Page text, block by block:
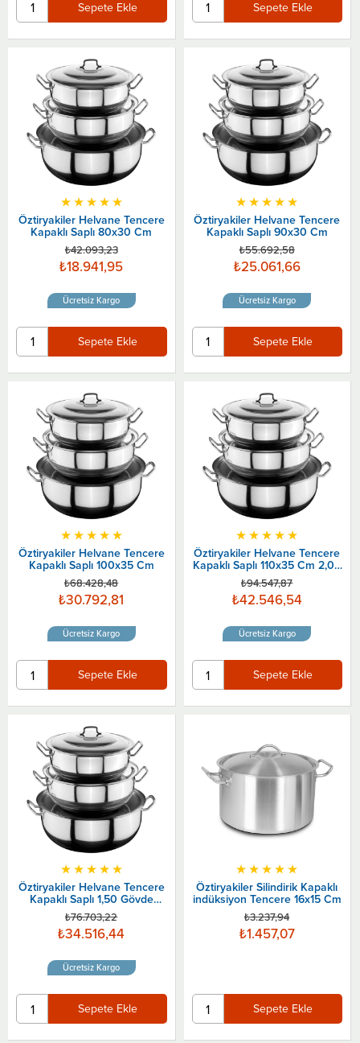
Sepete Ekle Sepete Ekle
Öztiryakiler Helvane Tencere
Kapaklı Saplı 80x30 Cm
★★★★★
₺18.941,95
₺42.093,23
Sepete Ekle
Ücretsiz Kargo
Öztiryakiler Helvane Tencere
Kapaklı Saplı 90x30 Cm
★★★★★
₺25.061,66
₺55.692,58
Sepete Ekle
Ücretsiz Kargo
Öztiryakiler Helvane Tencere
Kapaklı Saplı 100x35 Cm
★★★★★
₺30.792,81
₺68.428,48
Sepete Ekle
Ücretsiz Kargo
Öztiryakiler Helvane Tencere
Kapaklı Saplı 110x35 Cm 2,00
Gövde
★★★★★
₺42.546,54
₺94.547,87
Sepete Ekle
Ücretsiz Kargo
Öztiryakiler Helvane Tencere
Kapaklı Saplı 1,50 Gövde
110x35 Cm
★★★★★
₺34.516,44
₺76.703,22
Sepete Ekle
Ücretsiz Kargo
Öztiryakiler Silindirik Kapaklı
indüksiyon Tencere 16x15 Cm
★★★★★
₺1.457,07
₺3.237,94
Sepete Ekle